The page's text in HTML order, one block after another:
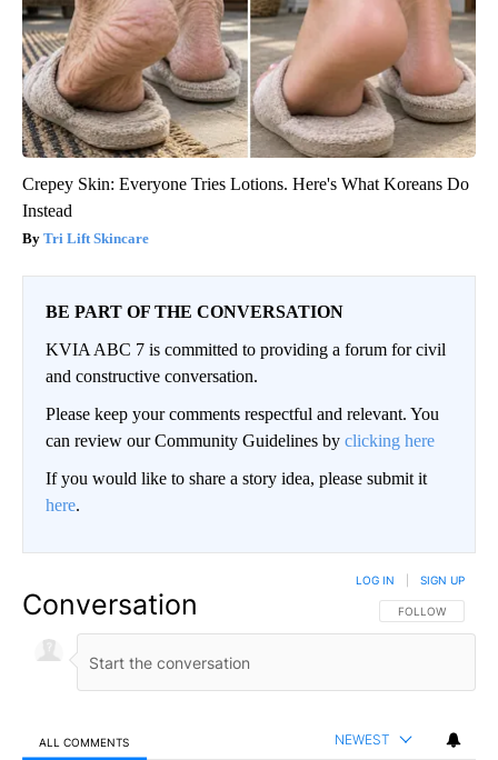
Crepey Skin: Everyone Tries Lotions. Here's What Koreans Do
Instead
Tri Lift Skincare
BE PART OF THE CONVERSATION
KVIA ABC 7 is committed to providing a forum for civil
and constructive conversation.
Please keep your comments respectful and relevant. You
can review our Community Guidelines by clicking here
If you would like to share a story idea, please submit it
here.
Conversation FOLLOW THIS
FOLLOW
LOG IN SIGN UP
ALL COMMENTS NEWEST